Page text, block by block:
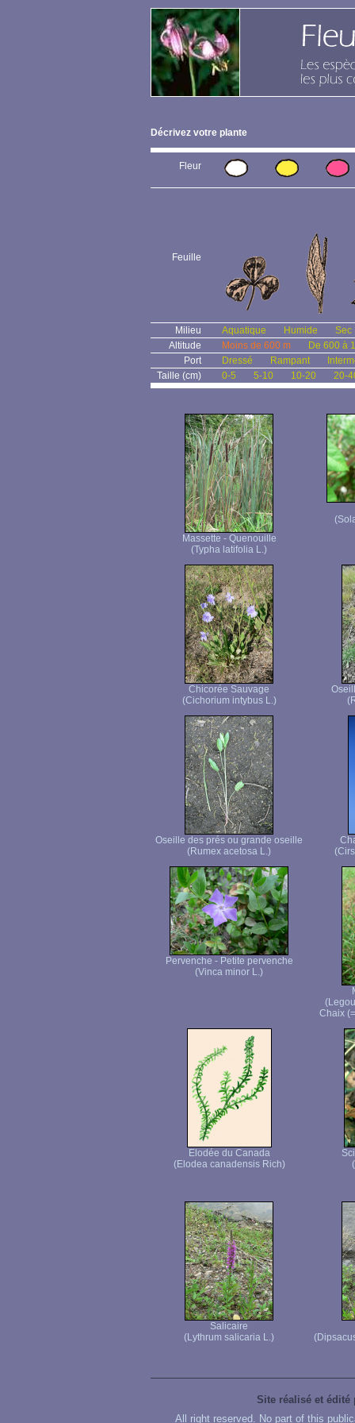
Décrivez votre plante
Fleur
Feuille
Milieu Aquatique Humide
Sec
Altitude
Moins de 600 m
De 600 à
Port
Dressé Rampant
Taille (cm)
0-5 5-10 10-20 20-
Massette - Quenouille
(Typha latifolia L.)
Chicorée Sauvage
(Cichorium intybus L.)
Oseille des prés ou grande oseille
(Rumex acetosa L.)
Pervenche - Petite pervenche
(Vinca minor L.)
Chaix
Elodée du Canada
(Elodea canadensis Rich)
Salicaire
(Lythrum salicaria L.)
Site réalisé et édité
All right reserved. No part of this